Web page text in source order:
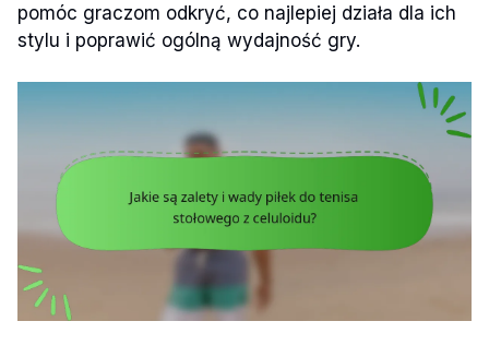
pomóc graczom odkryć, co najlepiej działa dla ich
stylu i poprawić ogólną wydajność gry.